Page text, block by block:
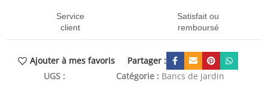
Service
client
Satisfait ou
remboursé
Ajouter à mes favoris
Partager :
UGS :
Catégorie : Bancs de jardin